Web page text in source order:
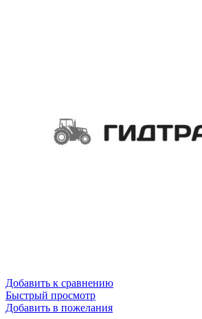
Добавить к сравнению
Быстрый просмотр
Добавить в пожелания